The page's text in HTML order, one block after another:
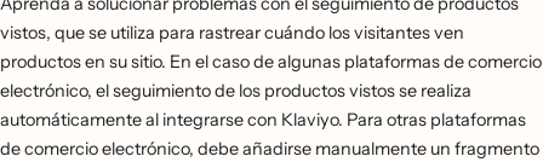
vistos, que se utiliza para rastrear cuándo los visitantes ven
productos en su sitio. En el caso de algunas plataformas de comercio
electrónico, el seguimiento de los productos vistos se realiza
automáticamente al integrarse con Klaviyo. Para otras plataformas
de comercio electrónico, debe añadirse manualmente un fragmento